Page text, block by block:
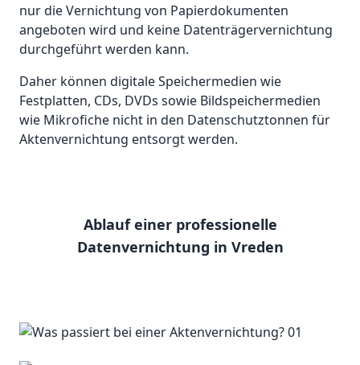
nur die Vernichtung von Papierdokumenten
angeboten wird und keine Datenträgervernichtung
durchgeführt werden kann.
Daher können digitale Speichermedien wie
Festplatten, CDs, DVDs sowie Bildspeichermedien
wie Mikrofiche nicht in den Datenschutztonnen für
Aktenvernichtung entsorgt werden.
Ablauf einer professionelle
Datenvernichtung in Vreden